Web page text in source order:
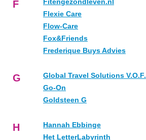
F
Fitengezondleven.nl
Flexie Care
Flow-Care
Fox&Friends
Frederique Buys Advies
G
Global Travel Solutions V.O.F.
Go-On
Goldsteen G
H
Hannah Ebbinge
Het LetterLabyrinth